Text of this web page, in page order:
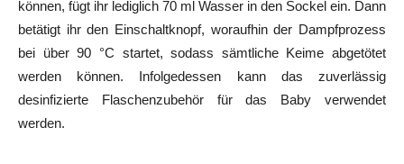
können, fügt ihr lediglich 70 ml Wasser in den Sockel ein. Dann
betätigt ihr den Einschaltknopf, woraufhin der Dampfprozess
bei über 90 °C startet, sodass sämtliche Keime abgetötet
werden können. Infolgedessen kann das zuverlässig
desinfizierte Flaschenzubehör für das Baby verwendet
werden.